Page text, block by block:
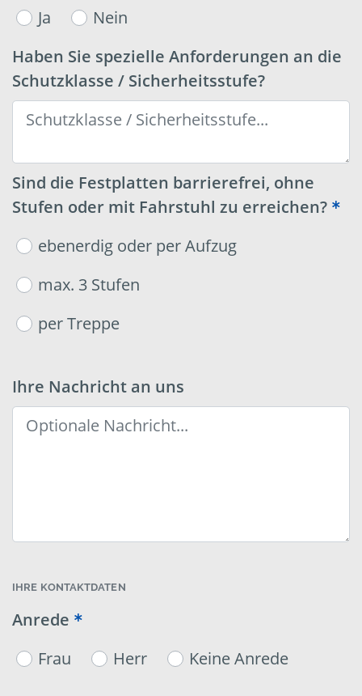
Ja
Nein
Haben Sie spezielle Anforderungen an die
Schutzklasse / Sicherheitsstufe?
Sind die Festplatten barrierefrei, ohne
Stufen oder mit Fahrstuhl zu erreichen?
ebenerdig oder per Aufzug
max. 3 Stufen
per Treppe
Ihre Nachricht an uns
IHRE KONTAKTDATEN
Anrede
Frau
Herr Keine Anrede